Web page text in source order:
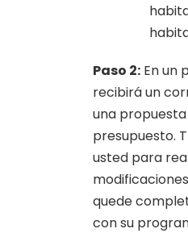
Paso 2: En un
recibirá un
una
presupuesto.
usted para
quede
con su